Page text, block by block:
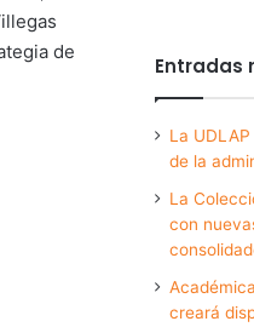
de
Entradas
La
de la
La
con
creará